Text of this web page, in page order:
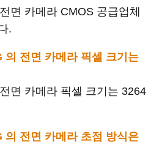
면 카메라 CMOS 공급업체
.
의 전면 카메라 픽셀 크기는
면 카메라 픽셀 크기는 3264
의 전면 카메라 초점 방식은